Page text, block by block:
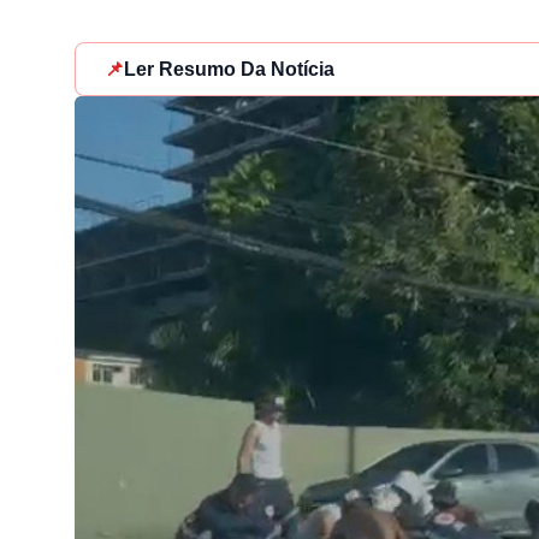
📌 Ler Resumo Da Notícia